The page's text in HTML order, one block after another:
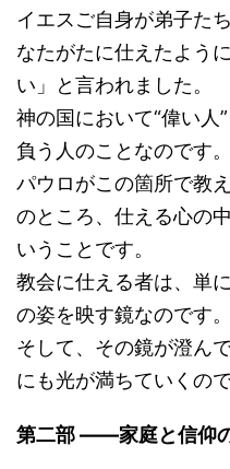
イエスご自身が弟子た
なたがたに仕えたよう
い」と言われました。
神の国において“偉い人
負う人のことなのです。
パウロがこの箇所で教
のところ、仕える心の
いうことです。
教会に仕える者は、単
の姿を映す鏡なのです。
そして、その鏡が澄ん
にも光が満ちていくので
第二部 ――家庭と信仰